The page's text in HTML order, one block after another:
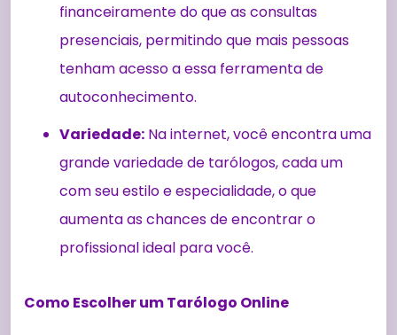
financeiramente do que as consultas
presenciais, permitindo que mais pessoas
tenham acesso a essa ferramenta de
autoconhecimento.
Variedade: Na internet, você encontra uma
grande variedade de tarólogos, cada um
com seu estilo e especialidade, o que
aumenta as chances de encontrar o
profissional ideal para você.
Como Escolher um Tarólogo Online